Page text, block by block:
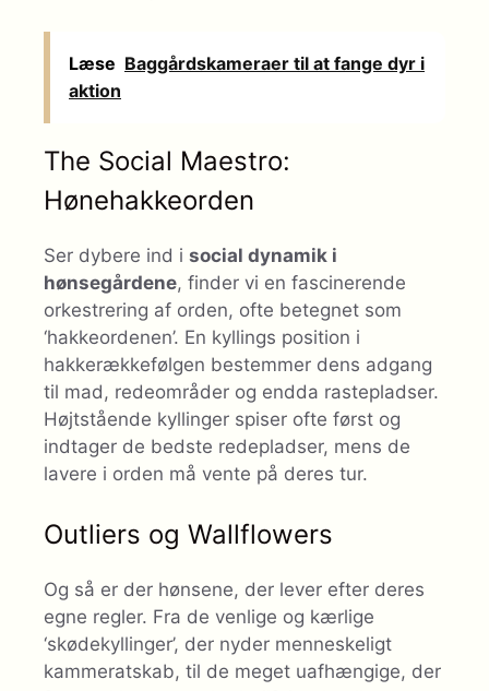
Læse Baggårdskameraer til at fange dyr i
aktion
The Social Maestro:
Hønehakkeorden
Ser dybere ind i social dynamik i
hønsegårdene, finder vi en fascinerende
orkestrering af orden, ofte betegnet som
‘hakkeordenen’. En kyllings position i
hakkerækkefølgen bestemmer dens adgang
til mad, redeområder og endda rastepladser.
Højtstående kyllinger spiser ofte først og
indtager de bedste redepladser, mens de
lavere i orden må vente på deres tur.
Outliers og Wallflowers
Og så er der hønsene, der lever efter deres
egne regler. Fra de venlige og kærlige
‘skødekyllinger’, der nyder menneskeligt
kammeratskab, til de meget uafhængige, der